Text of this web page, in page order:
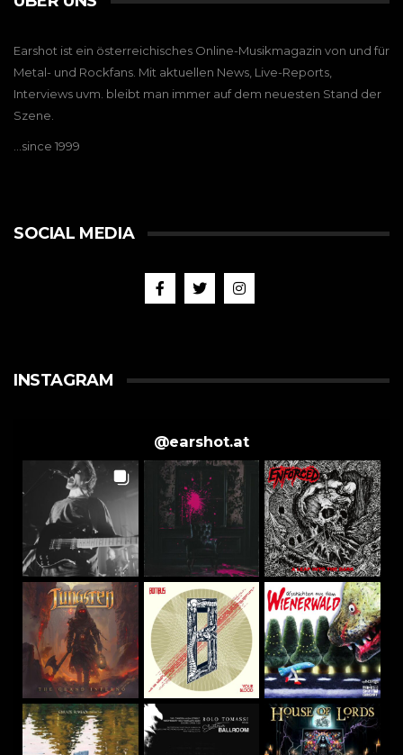
Earshot ist ein österreichisches Online-Musikmagazin von und für
Metal- und Rockfans. Mit aktuellen News, Live-Reports,
Interviews uvm. bleibt man immer auf dem neuesten Stand der
Szene.
…since 1999
SOCIAL MEDIA
INSTAGRAM
@earshot.at